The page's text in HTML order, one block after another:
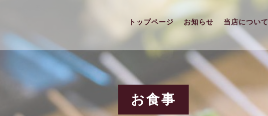
トップページ お知らせ 当店について
お食事